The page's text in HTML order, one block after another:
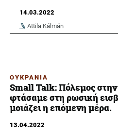
14.03.2022
Attila Kálmán
ΟΥΚΡΑΝΙΑ
Small Talk: Πόλεμος
φτάσαμε στη ρωσική
μοιάζει η επόμενη μέρα.
13.04.2022